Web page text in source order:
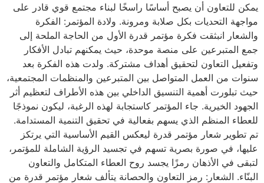
يمكن للتعاون أن يصبح أساسًا راسخًا لبناء مجتمع قوي قادر على
مواجهة التحديات بكل صلابة ومرونة. ولادة المؤتمر: الفكرة
والشعار انبثقت فكرة مؤتمر قدرة الأول من الحاجة الملحة إلى
جمع المتبرعين على منصة موحدة، حيث يمكنهم تبادل الأفكار
وتفعيل التعاون لتحقيق أهداف مشتركة. ولدت هذه الفكرة بعد
سنوات من العمل المتواصل بين المتبرعين والمنظمات المجتمعية،
حيث تبلورت أهمية التنسيق الداخلي بين هذه الأطراف لتعظيم أثر
الجهود الخيرية. جاء المؤتمر كاستجابة لهذه الرغبة، ليكون نموذجًا
للعطاء المنظم الذي يسهم بفعالية في تحقيق التنمية المستدامة.
تم تطوير شعار مؤتمر قدرة ليعكس القيم الأساسية التي يرتكز
عليها، في صورة بصرية تسهم في تجسيد الرؤية الشاملة للمؤتمر،
لتبقى في الأذهان رمزًا يجسد روح العطاء المتكامل والتعاون
البنّاء. الشعار: رمز التعاون والحصانة يتألف شعار مؤتمر قدرة من